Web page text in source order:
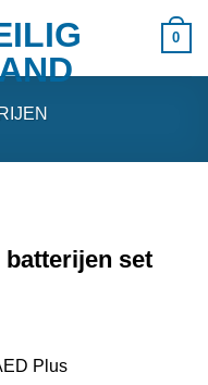
0
set
Plus